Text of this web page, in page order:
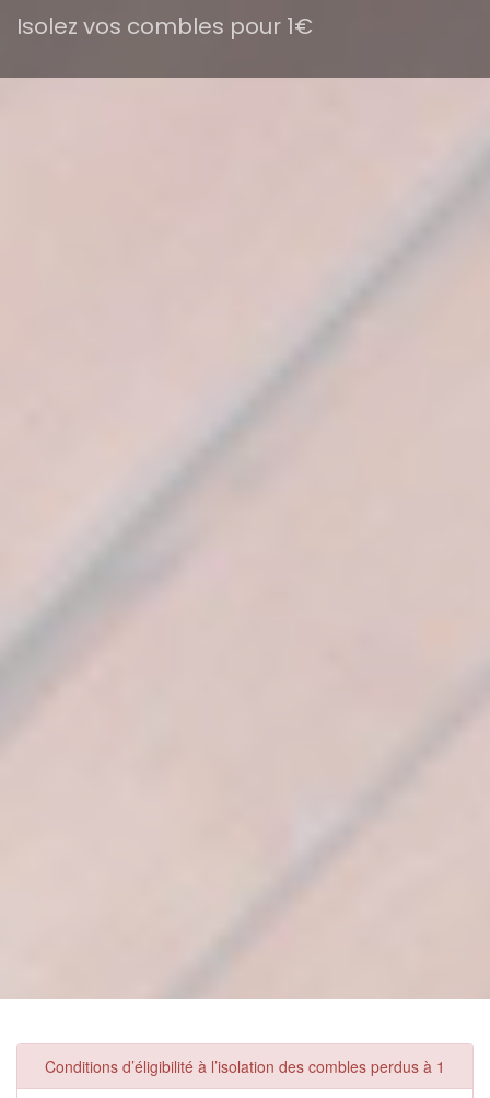
Isolez vos combles pour 1€
Conditions d’éligibilité à l’isolation des combles perdus à 1